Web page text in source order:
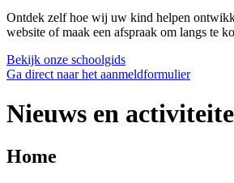
Ontdek zelf hoe wij uw kind helpen
website of maak een afspraak om langs te
Bekijk onze schoolgids
Ga direct naar het aanmeldformulier
Nieuws en
Home